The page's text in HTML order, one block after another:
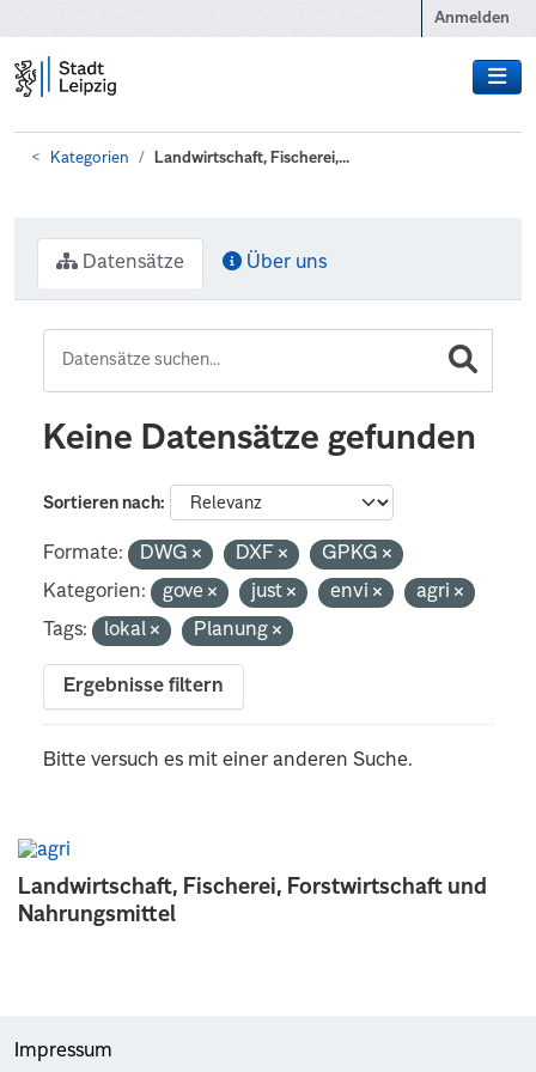
Anmelden
Kategorien Landwirtschaft, Fischerei,...
Landwirtschaft, Fischerei, Forstwirtschaft und
Nahrungsmittel
Datensätze Über uns
Keine Datensätze gefunden
Sortieren nach
Formate: DWG DXF
GPKG
Kategorien:
gove just envi
agri
Tags:
lokal Planung
Ergebnisse filtern
Bitte versuch es mit einer anderen Suche.
Impressum